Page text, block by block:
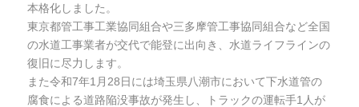
本格化しました。
東京都管工事工業協同組合や三多摩管工事協同組合など全国
の水道工事業者が交代で能登に出向き、水道ライフラインの
復旧に尽力します。
また令和7年1月28日には埼玉県八潮市において下水道管の
腐食による道路陥没事故が発生し、トラックの運転手1人が